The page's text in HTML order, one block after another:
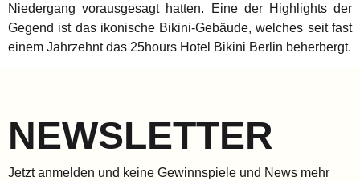
Niedergang vorausgesagt hatten. Eine der Highlights der
Gegend ist das ikonische Bikini-Gebäude, welches seit fast
einem Jahrzehnt das 25hours Hotel Bikini Berlin beherbergt.
NEWSLETTER
Jetzt anmelden und keine Gewinnspiele und News mehr